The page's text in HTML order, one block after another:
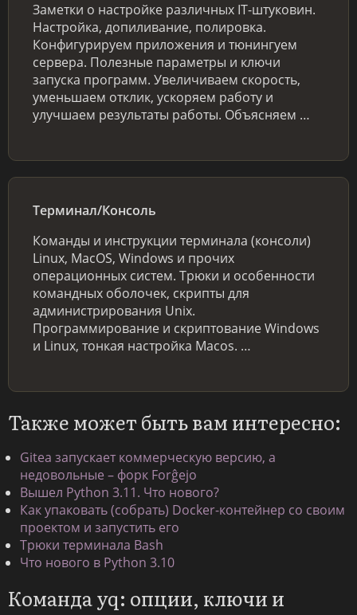
Заметки о настройке различных IT-штуковин.
Настройка, допиливание, полировка.
Конфигурируем приложения и тюнингуем
сервера. Полезные параметры и ключи
запуска программ. Увеличиваем скорость,
уменьшаем отклик, ускоряем работу и
улучшаем результаты работы. Объясняем …
Терминал/Консоль
Команды и инструкции терминала (консоли)
Linux, MacOS, Windows и прочих
операционных систем. Трюки и особенности
командных оболочек, скрипты для
администрирования Unix.
Программирование и скриптование Windows
и Linux, тонкая настройка Macos. …
Также может быть вам интересно:
Gitea запускает коммерческую версию, а
недовольные – форк Forĝejo
Вышел Python 3.11. Что нового?
Как упаковать (собрать) Docker-контейнер со своим
проектом и запустить его
Трюки терминала Bash
Что нового в Python 3.10
Команда yq: опции, ключи и